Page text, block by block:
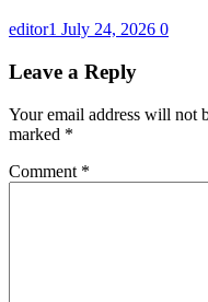
editor1 July 24, 2026 0
Leave a Reply
Your email address will not
marked *
Comment *